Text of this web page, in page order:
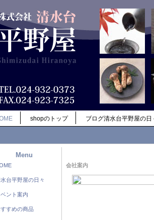
shopのトップ ブログ清水台平野屋の日
Menu
台平野屋の日々
ベント案内
すすめの商品
会社案内